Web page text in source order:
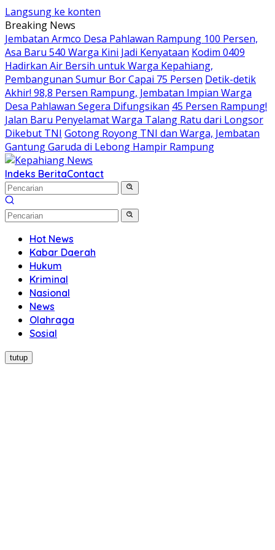
Langsung ke konten
Breaking News
Jembatan Armco Desa Pahlawan Rampung 100 Persen,
Asa Baru 540 Warga Kini Jadi Kenyataan Kodim 0409
Hadirkan Air Bersih untuk Warga Kepahiang,
Pembangunan Sumur Bor Capai 75 Persen Detik-detik
Akhir! 98,8 Persen Rampung, Jembatan Impian Warga
Desa Pahlawan Segera Difungsikan 45 Persen Rampung!
Jalan Baru Penyelamat Warga Talang Ratu dari Longsor
Dikebut TNI Gotong Royong TNI dan Warga, Jembatan
Gantung Garuda di Lebong Hampir Rampung
Indeks BeritaContact
Hot News
Kabar Daerah
Hukum
Kriminal
Nasional
News
Olahraga
Sosial
tutup